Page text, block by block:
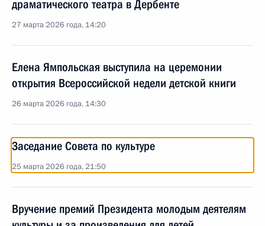
драматического театра в Дербенте
27 марта 2026 года, 14:20
Елена Ямпольская выступила на церемонии
открытия Всероссийской недели детской книги
26 марта 2026 года, 14:30
Заседание Совета по культуре
25 марта 2026 года, 21:50
Вручение премий Президента молодым деятелям